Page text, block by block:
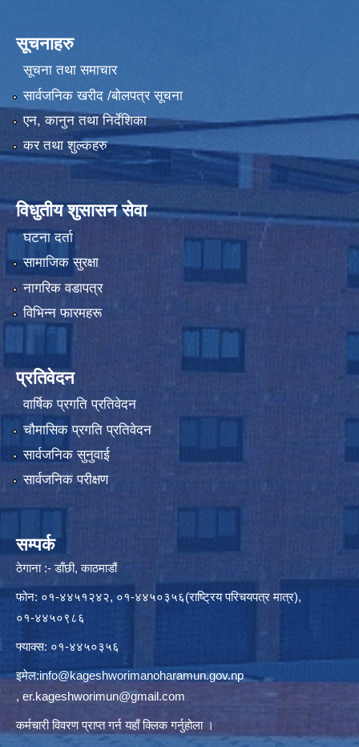
सूचनाहरु
सूचना तथा समाचार
सार्वजनिक खरीद /बोलपत्र सूचना
एन, कानुन तथा निर्देशिका
कर तथा शुल्कहरु
विधुतीय शुसासन सेवा
घटना दर्ता
सामाजिक सुरक्षा
नागरिक वडापत्र
विभिन्न फारमहरू
प्रतिवेदन
वार्षिक प्रगति प्रतिवेदन
चौमासिक प्रगति प्रतिवेदन
सार्वजनिक सुनुवाई
सार्वजनिक परीक्षण
सम्पर्क
ठेगाना :- डाँछी, काठमाडौं
फोन: ०१-४४५१२४२, ०१-४४५०३५६(राष्ट्रिय परिचयपत्र मात्र),
०१-४४५०९८६
फ्याक्स: ०१-४४५०३५६
इमेल:info@kageshworimanoharamun.gov.np
, er.kageshworimun@gmail.com
कर्मचारी विवरण प्राप्त गर्नयहाँ क्लिकगर्नुहोला ।